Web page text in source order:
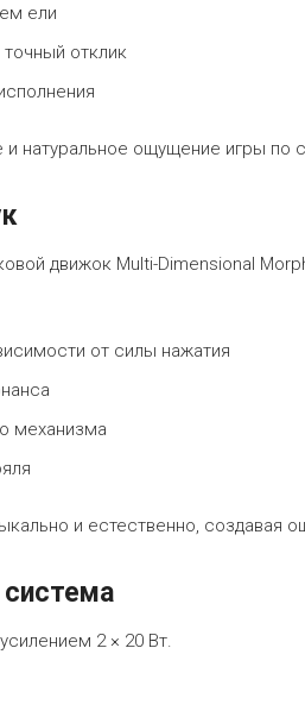
ели
отклик
и натуральное ощущение игры
движок Multi-Dimensional
от силы нажатия
механизма
и естественно, создавая
система
2 × 20 Вт.